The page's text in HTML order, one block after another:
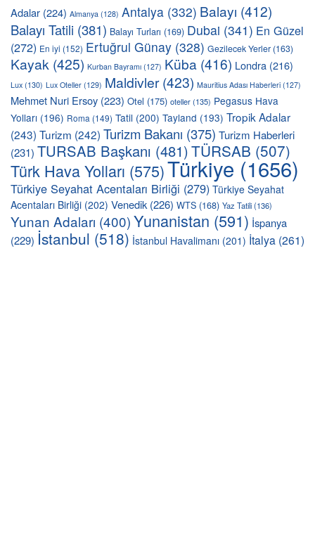
Adalar (224) Almanya (128) Antalya (332) Balayı (412)
Balayı Tatili (381) Balayı Turları (169) Dubai (341) En Güzel
(272) En iyi (152) Ertuğrul Günay (328) Gezilecek Yerler (163)
Kayak (425) Kurban Bayramı (127) Küba (416) Londra (216)
Lux (130) Lux Oteller (129) Maldivler(423) Mauritius Adası Haberleri (127)
Mehmet Nuri Ersoy (223) Otel (175) oteller(135) Pegasus Hava
Yolları (196) Roma (149) Tatil (200) Tayland (193) Tropik Adalar
(243) Turizm (242) Turizm Bakanı (375) Turizm Haberleri
(231) TURSAB Başkanı (481)TÜRSAB (507)
Türk Hava Yolları (575)Türkiye (1656)
Türkiye Seyahat Acentaları Birliği (279) Türkiye Seyahat
Acentaları Birliği (202) Venedik (226) WTS (168) Yaz Tatili(136)
Yunan Adaları (400)Yunanistan (591) İspanya
(229) İstanbul (518) İstanbul Havalimanı (201) İtalya (261)